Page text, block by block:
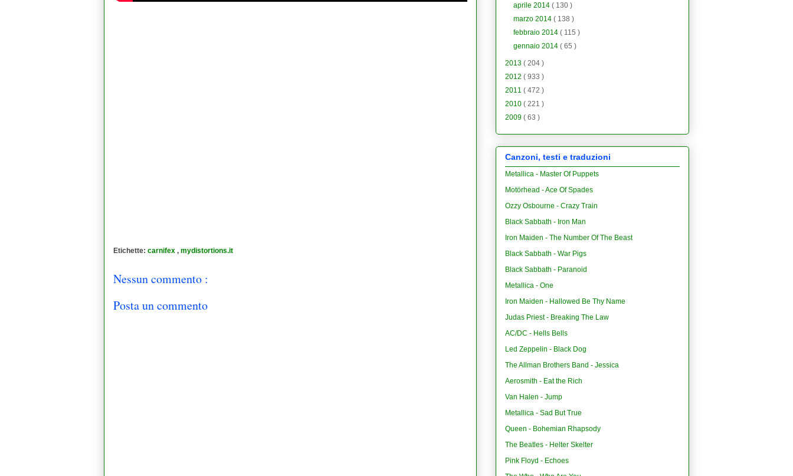
Etichette: carnifex , mydistortions.it
Nessun commento :
Posta un commento
aprile 2014( 130 )
marzo 2014( 138 )
febbraio 2014( 115 )
gennaio 2014( 65 )
2013 ( 204 )
2012 ( 933 )
2011 ( 472 )
2010 ( 221 )
2009 ( 63 )
Canzoni, testi e traduzioni
Metallica - Master Of Puppets
Motörhead - Ace Of Spades
Ozzy Osbourne - Crazy Train
Black Sabbath - Iron Man
Iron Maiden - The Number Of The Beast
Black Sabbath - War Pigs
Black Sabbath - Paranoid
Metallica - One
Iron Maiden - Hallowed Be Thy Name
Judas Priest - Breaking The Law
AC/DC - Hells Bells
Led Zeppelin - Black Dog
The Allman Brothers Band - Jessica
Aerosmith - Eat the Rich
Van Halen - Jump
Metallica - Sad But True
Queen - Bohemian Rhapsody
The Beatles - Helter Skelter
Pink Floyd - Echoes